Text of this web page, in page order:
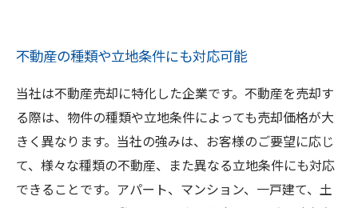
不動産の種類や立地条件にも対応可能
当社は不動産売却に特化した企業です。不動産を売却す
る際は、物件の種類や立地条件によっても売却価格が大
きく異なります。当社の強みは、お客様のご要望に応じ
て、様々な種類の不動産、また異なる立地条件にも対応
できることです。アパート、マンション、一戸建て、土